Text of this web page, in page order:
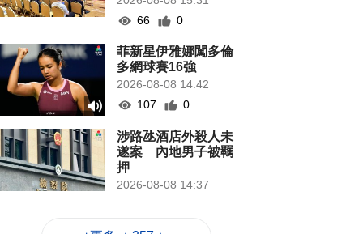
66
0
菲新星伊雅娜闖多倫
多網球賽16強
2026-08-08 14:42
107
0
涉路氹酒店外殺人未
遂案 內地男子被羈
押
2026-08-08 14:37